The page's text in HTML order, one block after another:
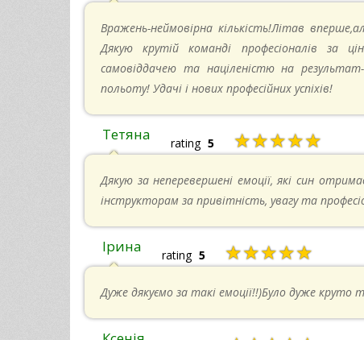
Вражень-неймовірна кількість!Літав
Дякую крутій команді професіоналів за
самовіддачею та націленістю на
польоту! Удачі і нових професійних успіхів!
Тетяна rating 5 ★★★★★
Дякую за неперевершені емоції, які син
інструкторам за привітність, увагу та
Ірина rating 5 ★★★★★
Дуже дякуємо за такі емоції!!)Було дуже круто